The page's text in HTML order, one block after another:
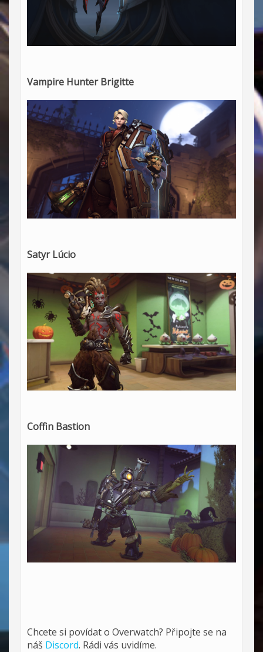
Vampire Hunter Brigitte
Satyr Lúcio
Coffin Bastion
Chcete si povídat o Overwatch? Připojte se na
náš Discord. Rádi vás uvidíme.